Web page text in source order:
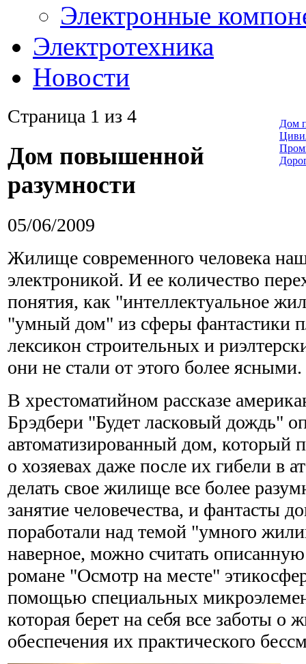
Электронные
Электротехника
Новости
Дом
Страница 1 из 4
Дом повышенной
разумности
05/06/2009
Жилище современного человека
электроникой. И ее количество
понятия, как "интеллектуальное
"умный дом" из сферы фантастики
лексикон строительных и
они не стали от этого более ясными.
В хрестоматийном рассказе
Брэдбери "Будет ласковый дождь"
автоматизированный дом, который
о хозяевах даже после их гибели в
делать свое жилище все более
занятие человечества, и фантасты
поработали над темой "умного
наверное, можно считать
романе "Осмотр на месте"
помощью специальных
которая берет на себя все заботы о
обеспечения их практического